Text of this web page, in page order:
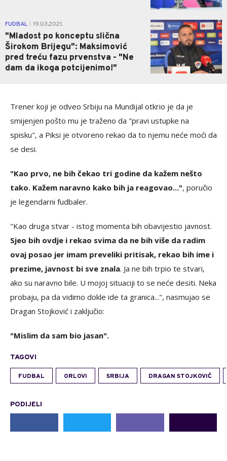
FUDBAL 19.03.2021.
"Mladost po konceptu slična
Širokom Brijegu": Maksimović
pred treću fazu prvenstva - "Ne
dam da ikoga potcijenimo!"
0
Trener koji je odveo Srbiju na Mundijal otkrio je da je
smijenjen pošto mu je traženo da "pravi ustupke na
spisku", a Piksi je otvoreno rekao da to njemu neće moći da
se desi.
"Kao prvo, ne bih čekao tri godine da kažem nešto
tako. Kažem naravno kako bih ja reagovao...", poručio
je legendarni fudbaler.
"Kao druga stvar - istog momenta bih obavijestio javnost.
Sjeo bih ovdje i rekao svima da ne bih više da radim
ovaj posao jer imam preveliki pritisak, rekao bih ime i
prezime, javnost bi sve znala. Ja ne bih trpio te stvari,
ako su naravno bile. U mojoj situaciji to se neće desiti. Neka
probaju, pa da vidimo dokle ide ta granica...", nasmujao se
Dragan Stojković i zaključio:
"Mislim da sam bio jasan".
TAGOVI
FUDBAL ORLOVI SRBIJA DRAGAN STOJKOVIĆ
PODIJELI